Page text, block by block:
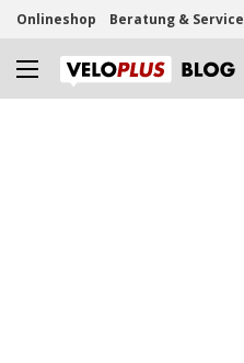
Onlineshop Beratung & Service